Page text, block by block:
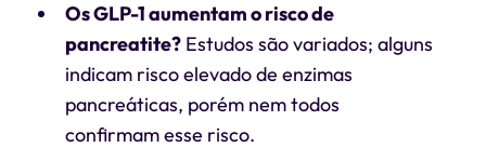
Os GLP-1 aumentam o risco de
pancreatite?Estudos são variados; alguns
indicam risco elevado de enzimas
pancreáticas, porém nem todos
confirmam esse risco.